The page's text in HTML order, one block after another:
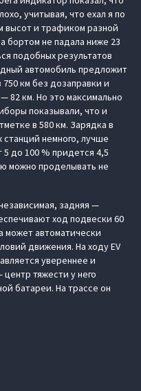
учитывая, что ехал я по
высот и трафиком разной
бортом не падала ниже 23
подобных результатов
автомобиль предложит
км без дозаправки и
82 км. Но это максимально
показывали, что и
в 580 км. Зарядка в
станций немного, лучше
до 100 % придется 4,5
можно проделывать не
задняя —
ход подвески 60
может автоматически
движения. На ходу EV
увереннее и
тяжести у него
батареи. На трассе он